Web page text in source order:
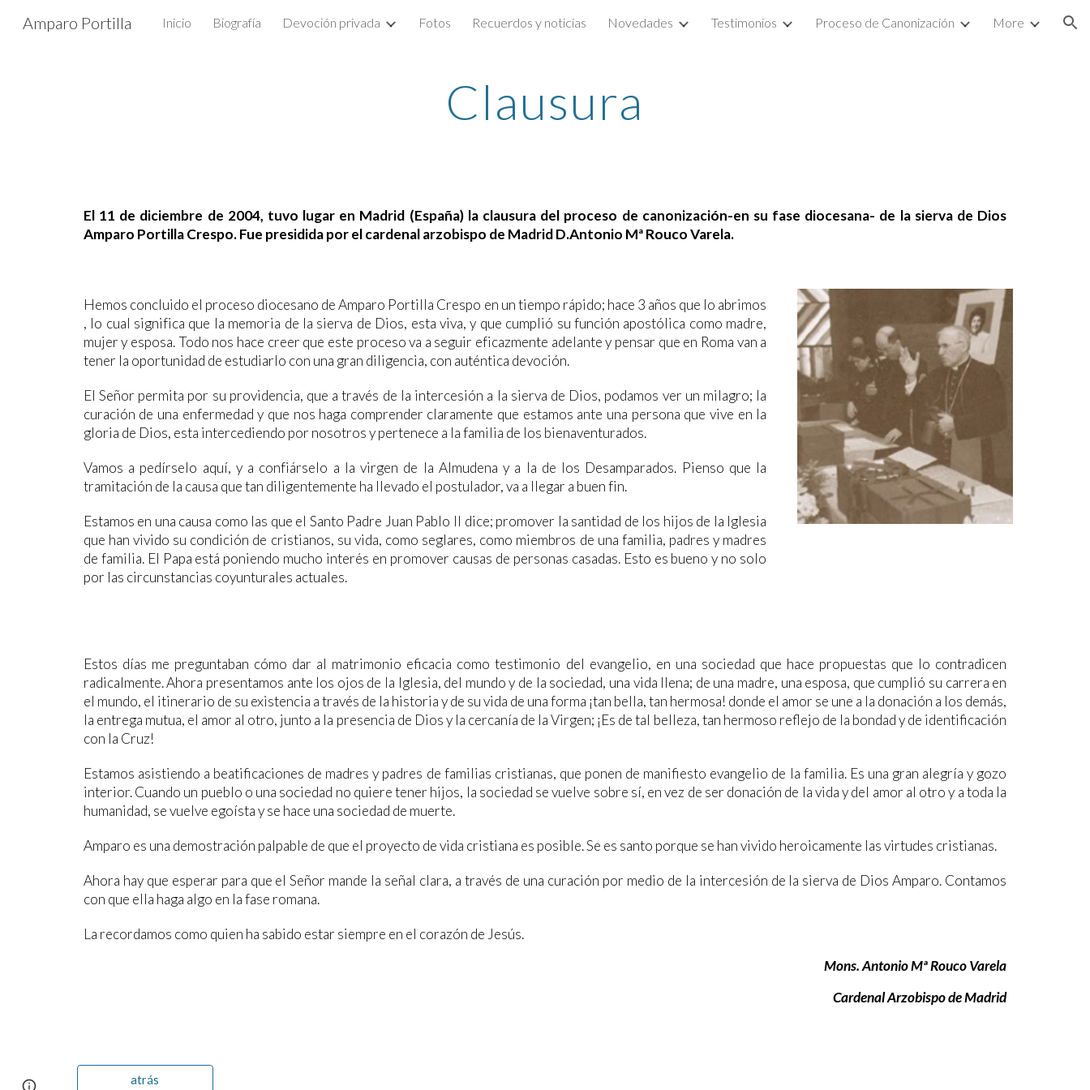
Skip to main content Skip to navigation
Amparo Portilla Inicio Biografía Devoción privada Fotos Recuerdos y noticias Novedades Testimonios Proceso de Canonización More
Clausura
El 11 de diciembre de 2004, tuvo lugar en Madrid (España) la clausura del proceso de canonización-en su fase diocesana- de la sierva de Dios
Amparo Portilla Crespo. Fue presidida por el cardenal arzobispo de Madrid D.Antonio Mª Rouco Varela.
Hemos concluido el proceso diocesano de Amparo Portilla Crespo en un tiempo rápido; hace 3 años que lo abrimos
, lo cual significa que la memoria de la sierva de Dios, esta viva, y que cumplió su función apostólica como madre,
mujer y esposa. Todo nos hace creer que este proceso va a seguir eficazmente adelante y pensar que en Roma van a
tener la oportunidad de estudiarlo con una gran diligencia, con auténtica devoción.
El Señor permita por su providencia, que a través de la intercesión a la sierva de Dios, podamos ver un milagro; la
curación de una enfermedad y que nos haga comprender claramente que estamos ante una persona que vive en la
gloria de Dios, esta intercediendo por nosotros y pertenece a la familia de los bienaventurados.
Vamos a pedírselo aquí, y a confiárselo a la virgen de la Almudena y a la de los Desamparados. Pienso que la
tramitación de la causa que tan diligentemente ha llevado el postulador, va a llegar a buen fin.
Estamos en una causa como las que el Santo Padre Juan Pablo II dice; promover la santidad de los hijos de la Iglesia
que han vivido su condición de cristianos, su vida, como seglares, como miembros de una familia, padres y madres
de familia. El Papa está poniendo mucho interés en promover causas de personas casadas. Esto es bueno y no solo
por las circunstancias coyunturales actuales.
Estos días me preguntaban cómo dar al matrimonio eficacia como testimonio del evangelio, en una sociedad que hace propuestas que lo contradicen
radicalmente. Ahora presentamos ante los ojos de la Iglesia, del mundo y de la sociedad, una vida llena; de una madre, una esposa, que cumplió su carrera en
el mundo, el itinerario de su existencia a través de la historia y de su vida de una forma ¡tan bella, tan hermosa! donde el amor se une a la donación a los demás,
la entrega mutua, el amor al otro, junto a la presencia de Dios y la cercanía de la Virgen; ¡Es de tal belleza, tan hermoso reflejo de la bondad y de identificación
con la Cruz!
Estamos asistiendo a beatificaciones de madres y padres de familias cristianas, que ponen de manifiesto evangelio de la familia. Es una gran alegría y gozo
interior. Cuando un pueblo o una sociedad no quiere tener hijos, la sociedad se vuelve sobre sí, en vez de ser donación de la vida y del amor al otro y a toda la
humanidad, se vuelve egoísta y se hace una sociedad de muerte.
Amparo es una demostración palpable de que el proyecto de vida cristiana es posible. Se es santo porque se han vivido heroicamente las virtudes cristianas.
Ahora hay que esperar para que el Señor mande la señal clara, a través de una curación por medio de la intercesión de la sierva de Dios Amparo. Contamos
con que ella haga algo en la fase romana.
La recordamos como quien ha sabido estar siempre en el corazón de Jesús.
Mons. Antonio Mª Rouco Varela
Cardenal Arzobispo de Madrid
atrás
Google Sites